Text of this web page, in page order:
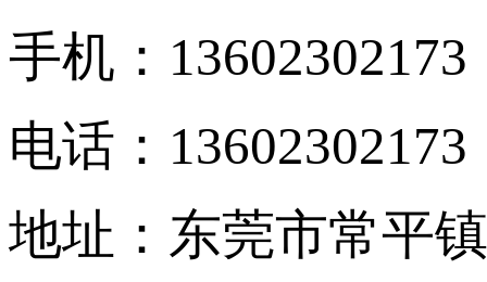
手机：13602302173
电话：13602302173
地址：东莞市常平